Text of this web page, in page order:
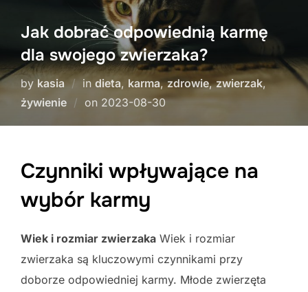
Jak dobrać odpowiednią karmę
dla swojego zwierzaka?
by kasia in dieta, karma,zdrowie,zwierzak,
żywienie
on Posted
2023-08-30
Czynniki wpływające na
wybór karmy
Wiek i rozmiar zwierzaka Wiek i rozmiar
zwierzaka są kluczowymi czynnikami przy
doborze odpowiedniej karmy. Młode zwierzęta